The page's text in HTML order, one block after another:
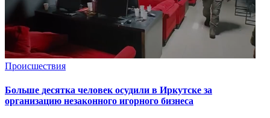
Происшествия
Больше десятка человек осудили в Иркутске за
организацию незаконного игорного бизнеса